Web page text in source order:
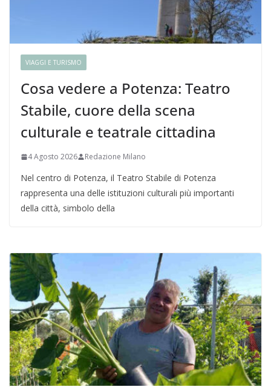
VIAGGI E TURISMO
Cosa vedere a Potenza: Teatro
Stabile, cuore della scena
culturale e teatrale cittadina
4 Agosto 2026 Redazione Milano
Nel centro di Potenza, il Teatro Stabile di Potenza
rappresenta una delle istituzioni culturali più importanti
della città, simbolo della